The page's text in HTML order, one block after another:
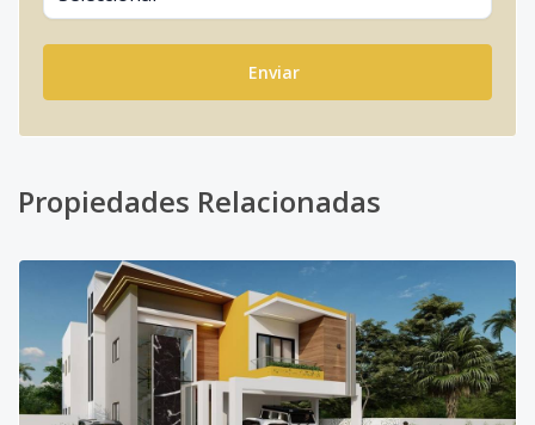
Enviar
Propiedades Relacionadas